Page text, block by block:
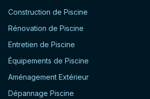
Construction de Piscine
Rénovation de Piscine
Entretien de Piscine
Équipements de Piscine
Aménagement Extérieur
Dépannage Piscine